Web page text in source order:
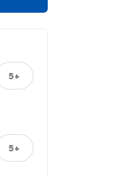
5+
5+